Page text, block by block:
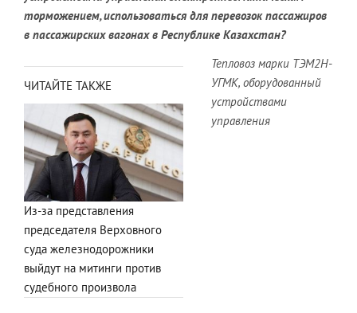
торможением, использоваться для перевозок пассажиров
в пассажирских вагонах в Республике Казахстан?
ЧИТАЙТЕ ТАКЖЕ
Из-за представления
председателя Верховного
суда железнодорожники
выйдут на митинги против
судебного произвола
Тепловоз марки ТЭМ2Н-
УГМК, оборудованный
устройствами
управления